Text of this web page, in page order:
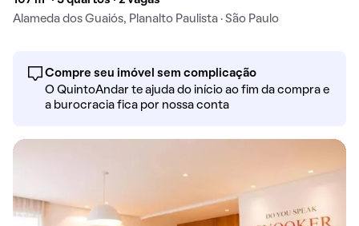
Alameda dos Guaiós, Planalto Paulista · São Paulo
Compre seu imóvel sem complicação
O QuintoAndar te ajuda do início ao fim da compra e
a burocracia fica por nossa conta